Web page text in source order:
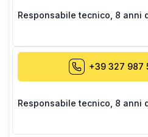
Responsabile tecnico 8 anni
+39 327 987
Responsabile tecnico 8 anni